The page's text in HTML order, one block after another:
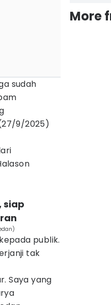
sudah
9/2025)
siap
publik.
tak
Saya yang
More